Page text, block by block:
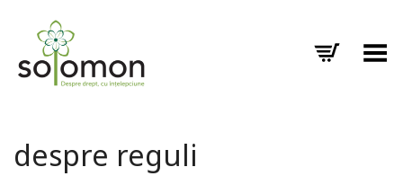
Toggle Menu
despre reguli